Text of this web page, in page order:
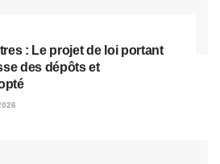
: Le projet de loi portant
des dépôts et